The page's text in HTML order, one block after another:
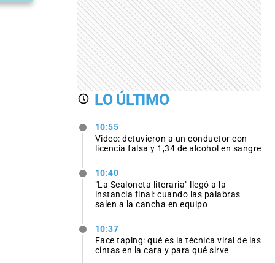
LO ÚLTIMO
10:55
Video: detuvieron a un conductor con
licencia falsa y 1,34 de alcohol en sangre
10:40
"La Scaloneta literaria" llegó a la
instancia final: cuando las palabras
salen a la cancha en equipo
10:37
Face taping: qué es la técnica viral de las
cintas en la cara y para qué sirve